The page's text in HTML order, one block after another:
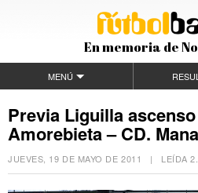
En memoria de
MENÚ
Previa Liguilla ascenso
Amorebieta – CD.
JUEVES, 19 DE MAYO DE 2011 | LEÍDA